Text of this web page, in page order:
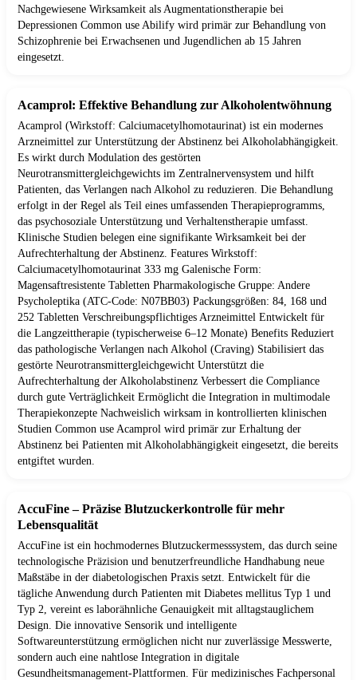
Nachgewiesene Wirksamkeit als Augmentationstherapie bei
Depressionen Common use Abilify wird primär zur Behandlung von
Schizophrenie bei Erwachsenen und Jugendlichen ab 15 Jahren
eingesetzt.
Acamprol: Effektive Behandlung zur Alkoholentwöhnung
Acamprol (Wirkstoff: Calciumacetylhomotaurinat) ist ein modernes
Arzneimittel zur Unterstützung der Abstinenz bei Alkoholabhängigkeit.
Es wirkt durch Modulation des gestörten
Neurotransmittergleichgewichts im Zentralnervensystem und hilft
Patienten, das Verlangen nach Alkohol zu reduzieren. Die Behandlung
erfolgt in der Regel als Teil eines umfassenden Therapieprogramms,
das psychosoziale Unterstützung und Verhaltenstherapie umfasst.
Klinische Studien belegen eine signifikante Wirksamkeit bei der
Aufrechterhaltung der Abstinenz. Features Wirkstoff:
Calciumacetylhomotaurinat 333 mg Galenische Form:
Magensaftresistente Tabletten Pharmakologische Gruppe: Andere
Psycholeptika (ATC-Code: N07BB03) Packungsgrößen: 84, 168 und
252 Tabletten Verschreibungspflichtiges Arzneimittel Entwickelt für
die Langzeittherapie (typischerweise 6–12 Monate) Benefits Reduziert
das pathologische Verlangen nach Alkohol (Craving) Stabilisiert das
gestörte Neurotransmittergleichgewicht Unterstützt die
Aufrechterhaltung der Alkoholabstinenz Verbessert die Compliance
durch gute Verträglichkeit Ermöglicht die Integration in multimodale
Therapiekonzepte Nachweislich wirksam in kontrollierten klinischen
Studien Common use Acamprol wird primär zur Erhaltung der
Abstinenz bei Patienten mit Alkoholabhängigkeit eingesetzt, die bereits
entgiftet wurden.
AccuFine – Präzise Blutzuckerkontrolle für mehr
Lebensqualität
AccuFine ist ein hochmodernes Blutzuckermesssystem, das durch seine
technologische Präzision und benutzerfreundliche Handhabung neue
Maßstäbe in der diabetologischen Praxis setzt. Entwickelt für die
tägliche Anwendung durch Patienten mit Diabetes mellitus Typ 1 und
Typ 2, vereint es laborähnliche Genauigkeit mit alltagstauglichem
Design. Die innovative Sensorik und intelligente
Softwareunterstützung ermöglichen nicht nur zuverlässige Messwerte,
sondern auch eine nahtlose Integration in digitale
Gesundheitsmanagement-Plattformen. Für medizinisches Fachpersonal